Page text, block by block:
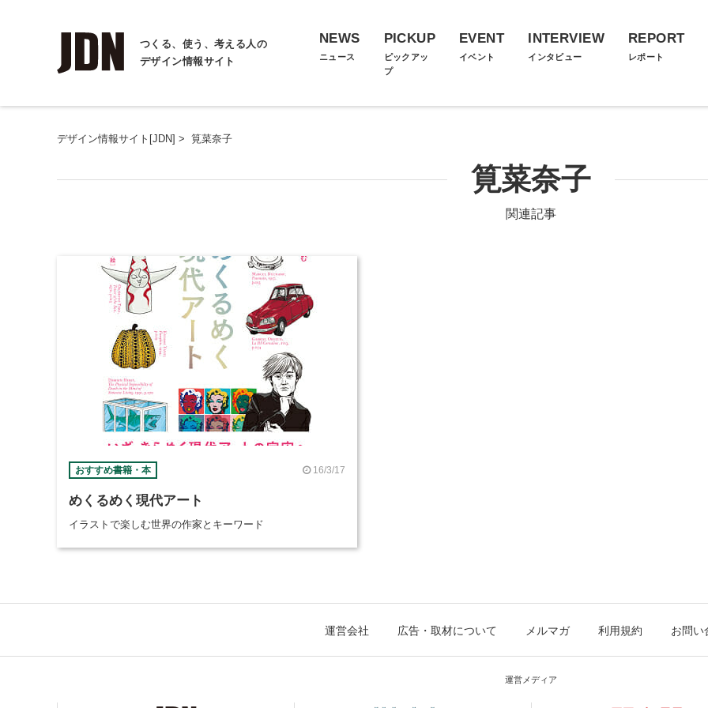
つくる、使う、考える人の
デザイン情報サイト
NEWS
ニュース
PICKUP
ピックアッ
プ
EVENT
イベント
INTERVIEW
インタビュー
REPORT
レポート
デザイン情報サイト[JDN] > 筧菜奈子
筧菜奈子
関連記事
おすすめ書籍・本 16/3/17
めくるめく現代アート
イラストで楽しむ世界の作家とキーワード
運営会社 広告・取材について メルマガ 利用規約 お問い
運営メディア